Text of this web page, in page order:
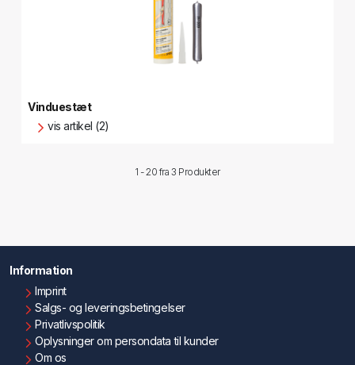
Vinduestæt
vis artikel (2)
1 - 20 fra 3 Produkter
Information
Imprint
Salgs- og leveringsbetingelser
Privatlivspolitik
Oplysninger om persondata til kunder
Om os